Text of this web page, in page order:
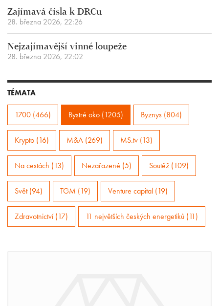
Zajímavá čísla k DRCu
28. března 2026, 22:26
Nejzajímavější vinné loupeže
28. března 2026, 22:02
TÉMATA
1700 (466) Bystré oko (1205) Byznys (804)
Krypto (16) M&A (269) MS.tv (13)
Na cestách (13) Nezařazené (5) Soutěž (109)
Svět (94) TGM (19) Venture capital (19)
Zdravotnictví (17) 11 největších českých energetiků (11)